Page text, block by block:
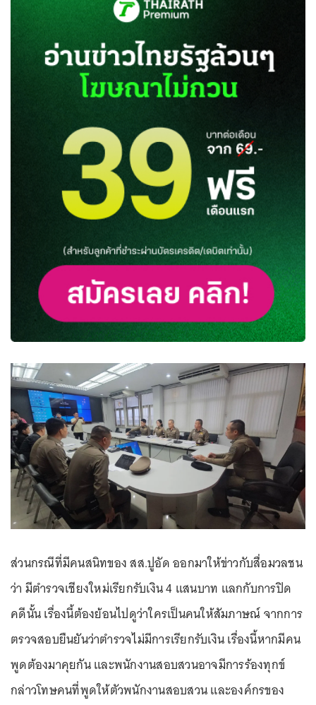
ส่วนกรณีที่มีคนสนิทของ สส.ปูอัด ออกมาให้ข่าวกับสื่อมวลชน
ว่า มีตำรวจเชียงใหม่เรียกรับเงิน 4 แสนบาท แลกกับการปิด
คดีนั้น เรื่องนี้ต้องย้อนไปดูว่าใครเป็นคนให้สัมภาษณ์ จากการ
ตรวจสอบยืนยันว่าตำรวจไม่มีการเรียกรับเงิน เรื่องนี้หากมีคน
พูดต้องมาคุยกัน และพนักงานสอบสวนอาจมีการร้องทุกข์
กล่าวโทษคนที่พูดให้ตัวพนักงานสอบสวน และองค์กรของ